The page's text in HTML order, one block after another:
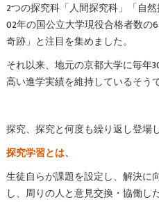
2つの探究科「人間探究科」「自
02年の国公立大学現役合格者数の
奇跡」と注目を集めました。
それ以来、地元の京都大学に毎年
高い進学実績を維持しているそう
探究、探究と何度も繰り返し登場
探究学習とは、
生徒自らが課題を設定し、解決に
し、周りの人と意見交換・協働